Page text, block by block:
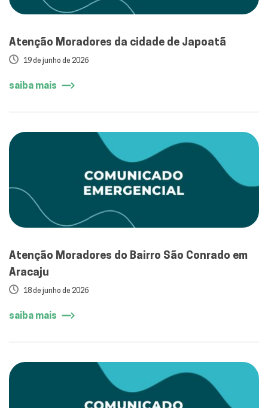
Atenção Moradores da cidade de Japoatã
19 de junho de 2026
saiba mais
Atenção Moradores do Bairro São Conrado em
Aracaju
18 de junho de 2026
saiba mais